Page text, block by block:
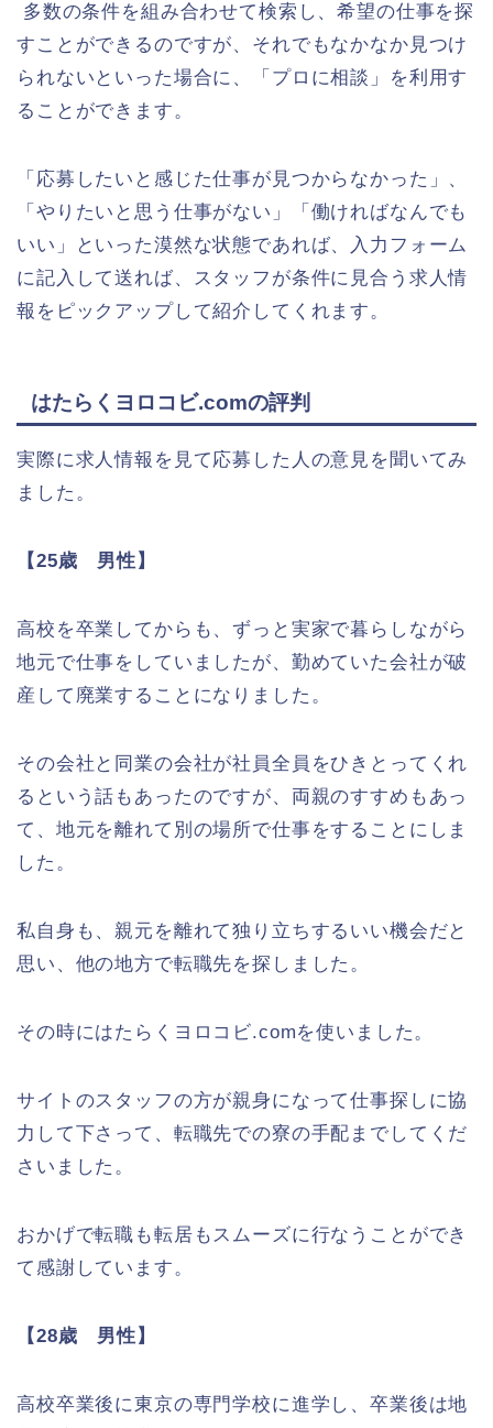
多数の条件を組み合わせて検索し、希望の仕事を探
すことができるのですが、それでもなかなか見つけ
られないといった場合に、「プロに相談」を利用す
ることができます。
「応募したいと感じた仕事が見つからなかった」、
「やりたいと思う仕事がない」「働ければなんでも
いい」といった漠然な状態であれば、入力フォーム
に記入して送れば、スタッフが条件に見合う求人情
報をピックアップして紹介してくれます。
はたらくヨロコビ.comの評判
実際に求人情報を見て応募した人の意見を聞いてみ
ました。
【25歳 男性】
高校を卒業してからも、ずっと実家で暮らしながら
地元で仕事をしていましたが、勤めていた会社が破
産して廃業することになりました。
その会社と同業の会社が社員全員をひきとってくれ
るという話もあったのですが、両親のすすめもあっ
て、地元を離れて別の場所で仕事をすることにしま
した。
私自身も、親元を離れて独り立ちするいい機会だと
思い、他の地方で転職先を探しました。
その時にはたらくヨロコビ.comを使いました。
サイトのスタッフの方が親身になって仕事探しに協
力して下さって、転職先での寮の手配までしてくだ
さいました。
おかげで転職も転居もスムーズに行なうことができ
て感謝しています。
【28歳 男性】
高校卒業後に東京の専門学校に進学し、卒業後は地